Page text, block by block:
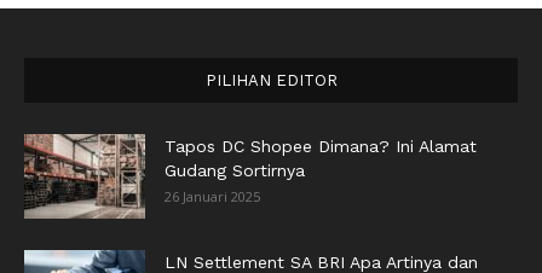
PILIHAN EDITOR
Tapos DC Shopee Dimana? Ini Alamat
Gudang Sortirnya
26 Januari 2025
LN Settlement SA BRI Apa Artinya dan